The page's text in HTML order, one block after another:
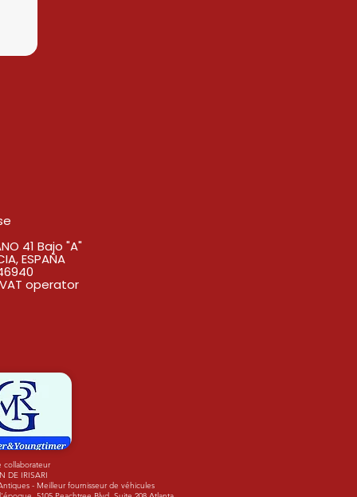
41 Bajo "A"
ESPAÑA
operator
collaborateur
DE IRISARI
- Meilleur fournisseur de véhicules